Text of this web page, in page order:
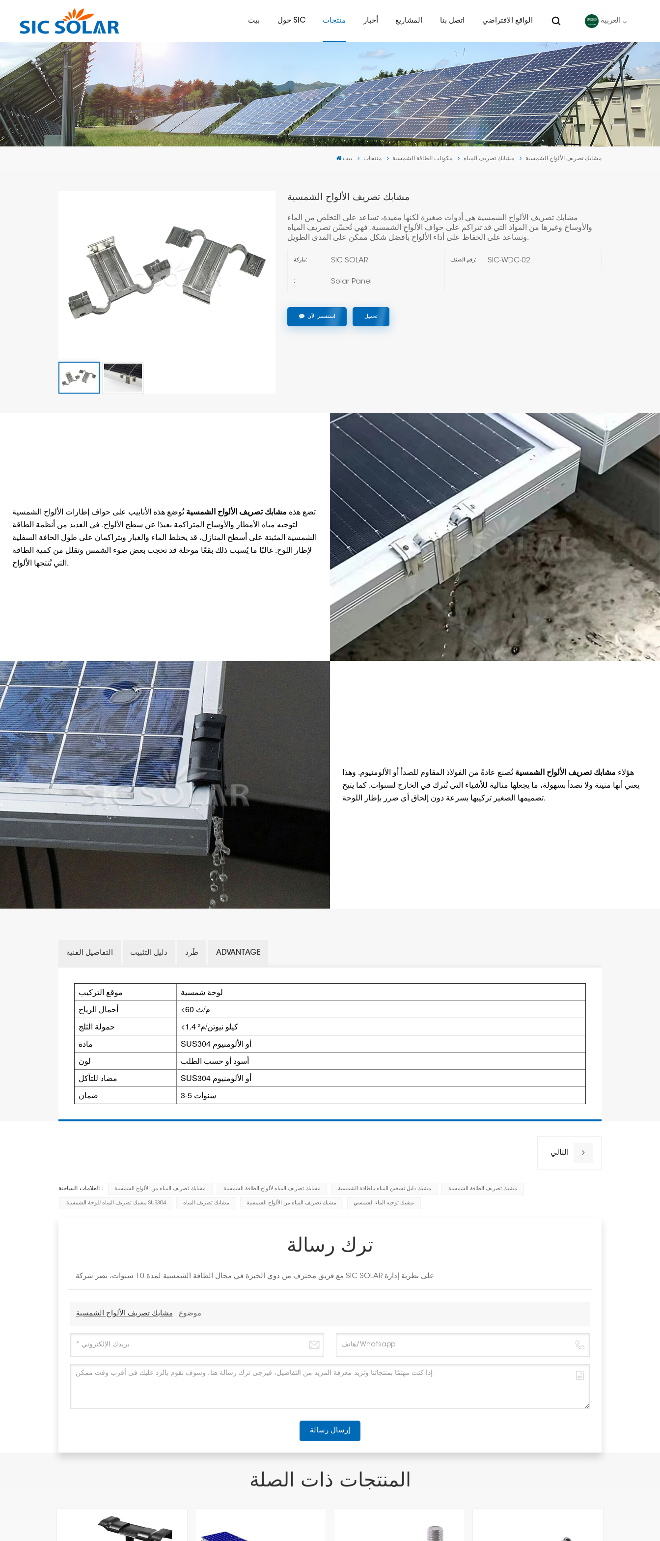
بيت حول SIC منتجات أخبار المشاريع اتصل بنا الواقع الافتراضي العربية
English
Deutsch
español
português
بيت منتجات مكونات الطاقة الشمسية مشابك تصريف المياه مشابك تصريف الألواح الشمسية
مشابك تصريف الألواح الشمسية
مشابك تصريف الألواح الشمسية هي أدوات صغيرة لكنها مفيدة، تساعد على التخلص من الماء
والأوساخ وغيرها من المواد التي قد تتراكم على حواف الألواح الشمسية. فهي تُحسّن تصريف المياه
وتساعد على الحفاظ على أداء الألواح بأفضل شكل ممكن على المدى الطويل.
ماركة: SIC SOLAR رقم الصنف: SIC-WDC-02
: Solar Panel
استفسر الآن تحميل
تضع هذه مشابك تصريف الألواح الشمسيةتُوضع هذه الأنابيب على حواف إطارات الألواح الشمسية
لتوجيه مياه الأمطار والأوساخ المتراكمة بعيدًا عن سطح الألواح. في العديد من أنظمة الطاقة
الشمسية المثبتة على أسطح المنازل، قد يختلط الماء والغبار ويتراكمان على طول الحافة السفلية
لإطار اللوح. غالبًا ما يُسبب ذلك بقعًا موحلة قد تحجب بعض ضوء الشمس وتقلل من كمية الطاقة
التي تُنتجها الألواح.
هؤلاء مشابك تصريف الألواح الشمسيةتُصنع عادةً من الفولاذ المقاوم للصدأ أو الألومنيوم. وهذا
يعني أنها متينة ولا تصدأ بسهولة، ما يجعلها مثالية للأشياء التي تُترك في الخارج لسنوات. كما يتيح
تصميمها الصغير تركيبها بسرعة دون إلحاق أي ضرر بإطار اللوحة.
التفاصيل الفنية دليل التثبيت طَرد ADVANTAGE
موقع التركيب
لوحة شمسية
أحمال الرياح
<60 م/ث
حمولة الثلج
<1.4 كيلو نيوتن/م²
مادة
SUS304 أو الألومنيوم
لون
أسود أو حسب الطلب
مضاد للتآكل
SUS304 أو الألومنيوم
ضمان
3-5 سنوات
التالي
العلامات الساخنة : مشابك تصريف المياه من الألواح الشمسية مشابك تصريف المياه لألواح الطاقة الشمسية مشبك دليل تسخين المياه بالطاقة الشمسية مشبك تصريف الطاقة الشمسية
مشبك تصريف المياه للوحة الشمسية SUS304 مشابك تصريف المياه مشبك تصريف المياه من الألواح الشمسية مشبك توجيه الماء الشمسي
ترك رسالة
مع فريق محترف من ذوي الخبرة في مجال الطاقة الشمسية لمدة 10 سنوات، تصر شركة SIC SOLAR على نظرية إدارة
موضوع : مشابك تصريف الألواح الشمسية
إرسال رسالة
المنتجات ذات الصلة